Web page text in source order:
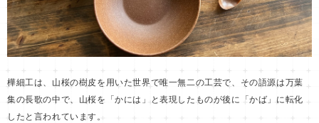
樺細工は、山桜の樹皮を用いた世界で唯一無二の工芸で、その語源は万葉
集の長歌の中で、山桜を「かには」と表現したものが後に「かば」に転化
したと言われています。